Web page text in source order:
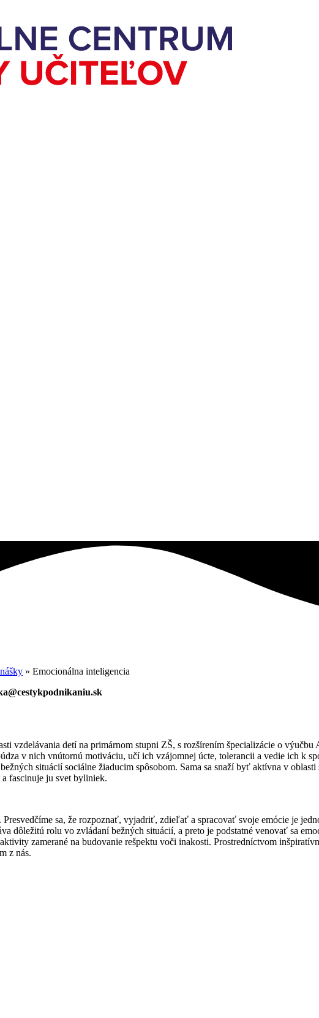
» Emocionálna inteligencia
vzdelávania detí na primárnom stupni ZŠ, s rozšírením špecializácie o
v nich vnútornú motiváciu, učí ich vzájomnej úcte, tolerancii a vedie ich k
situácií sociálne žiaducim spôsobom. Sama sa snaží byť aktívna v
fascinuje ju svet byliniek.
sa, že rozpoznať, vyjadriť, zdieľať a spracovať svoje emócie je
dôležitú rolu vo zvládaní bežných situácií, a preto je podstatné venovať sa
zamerané na budovanie rešpektu voči inakosti. Prostredníctvom
z nás.